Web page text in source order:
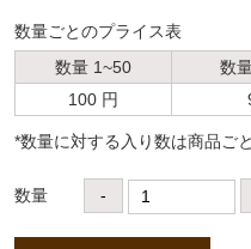
数量ごとのプライス表
数量 1~50
数
100 円
*数量に対する⼊り数は商品ご
数量 -